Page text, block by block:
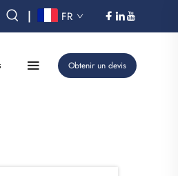
| FR
Obtenir un devis